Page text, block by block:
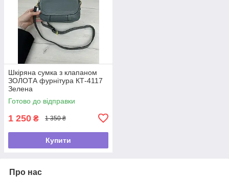
Шкіряна сумка з клапаном
ЗОЛОТА фурнітура КТ-4117
Зелена
Готово до відправки
1 250 ₴ 1 350 ₴
Купити
Про нас